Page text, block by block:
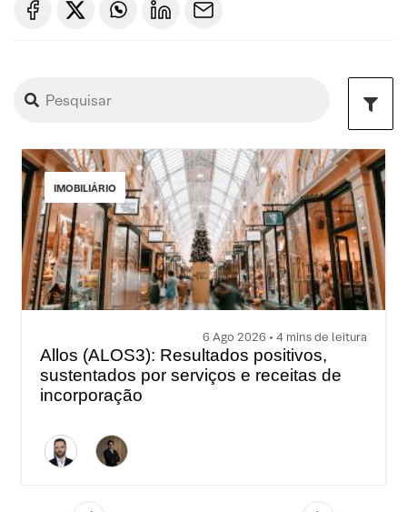
IMOBILIÁRIO
6 Ago 2026 • 4 mins de leitura
Allos (ALOS3): Resultados positivos,
sustentados por serviços e receitas de
incorporação